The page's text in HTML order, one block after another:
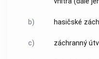
b) hasičské
c) záchranný